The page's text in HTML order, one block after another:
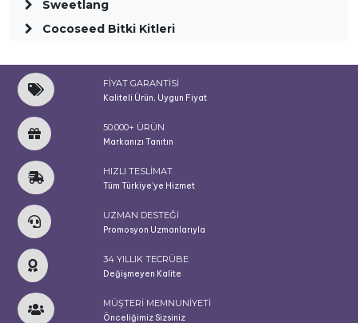
Sweetlang
Cocoseed Bitki Kitleri
FİYAT GARANTİSİ
Kaliteli Ürün, Uygun Fiyat
50.000+ ÜRÜN
Markanızı Tanıtın
HIZLI TESLİMAT
Tüm Türkiye'ye Hizmet
UZMAN DESTEĞİ
Promosyon Uzmanlarıyla
34 YILLIK TECRÜBE
Değişmeyen Kalite
MÜŞTERİ MEMNUNİYETİ
Önceliğimiz Sizsiniz